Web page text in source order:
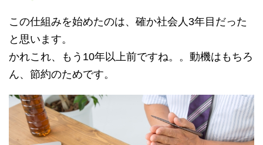
この仕組みを始めたのは、確か社会人3年目だった
と思います。
かれこれ、もう10年以上前ですね。。動機はもちろ
ん、節約のためです。